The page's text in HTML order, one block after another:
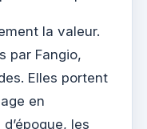
la valeur.
par Fangio,
Elles portent
en
les